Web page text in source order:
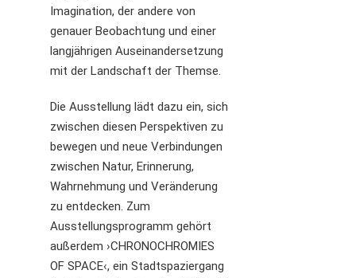
Imagination, der andere von
genauer Beobachtung und einer
langjährigen Auseinandersetzung
mit der Landschaft der Themse.
Die Ausstellung lädt dazu ein, sich
zwischen diesen Perspektiven zu
bewegen und neue Verbindungen
zwischen Natur, Erinnerung,
Wahrnehmung und Veränderung
zu entdecken. Zum
Ausstellungsprogramm gehört
außerdem ›CHRONOCHROMIES
OF SPACE‹, ein Stadtspaziergang